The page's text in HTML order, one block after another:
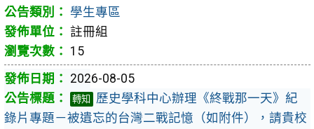
學生專區
註冊組
15
2026-08-05
轉知
歷史學科中心辦理《終戰那一天》紀
錄片專題－被遺忘的台灣二戰記憶（如附件），請貴校